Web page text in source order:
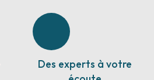
Des experts à votre